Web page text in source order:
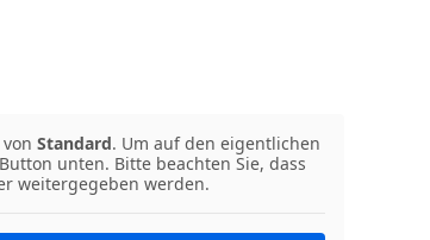
Standard. Um auf den eigentlichen
unten. Bitte beachten Sie, dass
weitergegeben werden.